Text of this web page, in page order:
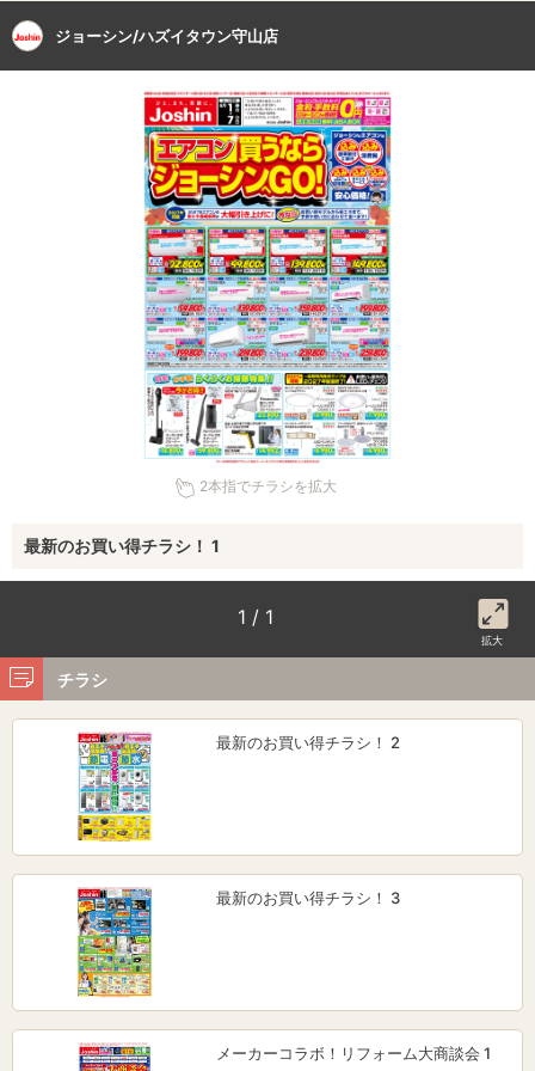
ジョーシン/ハズイタウン守山店
2本指でチラシを拡大
最新のお買い得チラシ！ 1
1 / 1
拡大
チラシ
最新のお買い得チラシ！ 2
最新のお買い得チラシ！ 3
メーカーコラボ！リフォーム大商談会 1